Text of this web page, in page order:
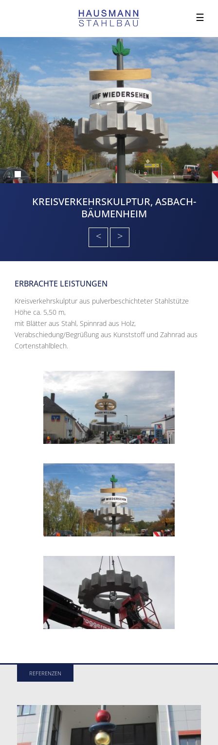
☰
KREISVERKEHRSKULPTUR, ASBACH-
BÄUMENHEIM
<
>
ERBRACHTE LEISTUNGEN
Kreisverkehrskulptur aus pulverbeschichteter Stahlstütze
Höhe ca. 5,50 m,
mit Blätter aus Stahl, Spinnrad aus Holz,
Verabschiedung/Begrüßung aus Kunststoff und Zahnrad aus
Cortenstahlblech.
REFERENZEN